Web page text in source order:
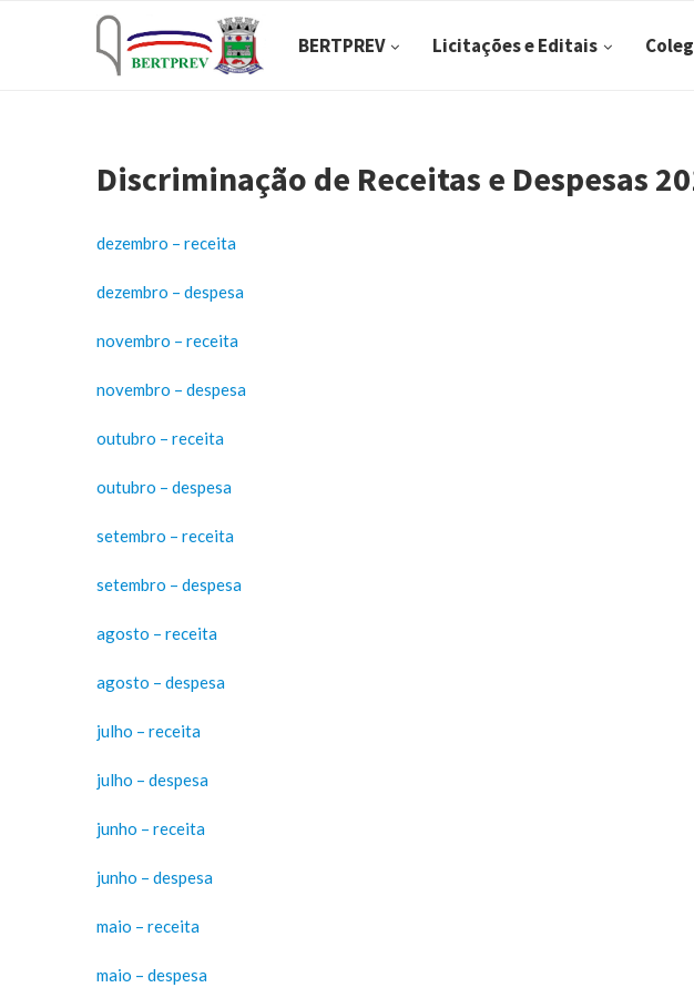
BERTPREV Licitações e Editais
Discriminação de Receitas e Despesas
dezembro – receita
dezembro – despesa
novembro – receita
novembro – despesa
outubro – receita
outubro – despesa
setembro – receita
setembro – despesa
agosto – receita
agosto – despesa
julho – receita
julho – despesa
junho – receita
junho – despesa
maio – receita
maio – despesa